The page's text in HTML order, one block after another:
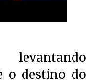
o destino do